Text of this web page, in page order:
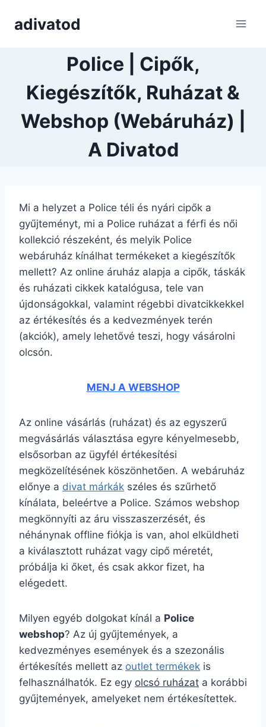
adivatod
Police | Cipők,
Kiegészítők, Ruházat &
Webshop (Webáruház) |
A Divatod
Mi a helyzet a Police téli és nyári cipők a
gyűjteményt, mi a Police ruházat a férfi és női
kollekció részeként, és melyik Police
webáruház kínálhat termékeket a kiegészítők
mellett? Az online áruház alapja a cipők, táskák
és ruházati cikkek katalógusa, tele van
újdonságokkal, valamint régebbi divatcikkekkel
az értékesítés és a kedvezmények terén
(akciók), amely lehetővé teszi, hogy vásárolni
olcsón.
MENJ A WEBSHOP
Az online vásárlás (ruházat) és az egyszerű
megvásárlás választása egyre kényelmesebb,
elsősorban az ügyfél értékesítési
megközelítésének köszönhetően. A webáruház
előnye a divat márkák széles és szűrhető
kínálata, beleértve a Police. Számos webshop
megkönnyíti az áru visszaszerzését, és
néhánynak offline fiókja is van, ahol elküldheti
a kiválasztott ruházat vagy cipő méretét,
próbálja ki őket, és csak akkor fizet, ha
elégedett.
Milyen egyéb dolgokat kínál a Police
webshop? Az új gyűjtemények, a
kedvezményes események és a szezonális
értékesítés mellett az outlet termékek is
felhasználhatók. Ez egy olcsó ruházat a korábbi
gyűjtemények, amelyeket nem értékesítettek.